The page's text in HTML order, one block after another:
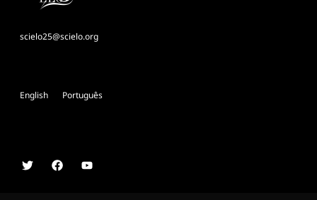
scielo25@scielo.org
English Português